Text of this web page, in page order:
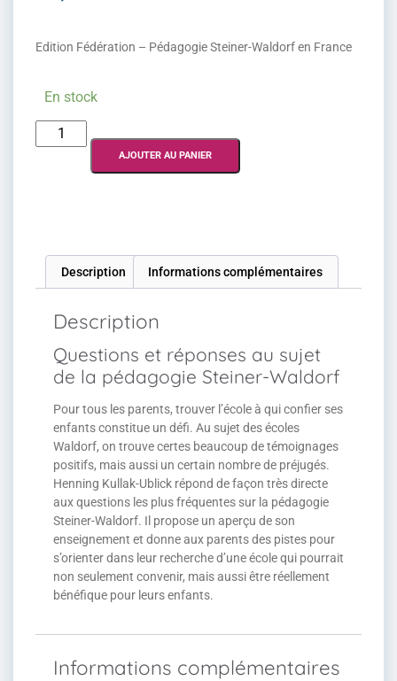
Edition Fédération – Pédagogie Steiner-Waldorf en France
En stock
AJOUTER AU PANIER
Description Informations complémentaires
Description
Questions et réponses au sujet
de la pédagogie Steiner-Waldorf
Pour tous les parents, trouver l’école à qui confier ses
enfants constitue un défi. Au sujet des écoles
Waldorf, on trouve certes beaucoup de témoignages
positifs, mais aussi un certain nombre de préjugés.
Henning Kullak-Ublick répond de façon très directe
aux questions les plus fréquentes sur la pédagogie
Steiner-Waldorf. Il propose un aperçu de son
enseignement et donne aux parents des pistes pour
s’orienter dans leur recherche d’une école qui pourrait
non seulement convenir, mais aussi être réellement
bénéfique pour leurs enfants.
Informations complémentaires